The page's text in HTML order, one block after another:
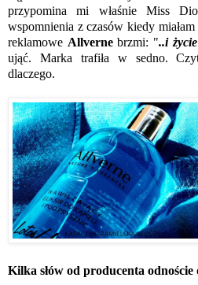
przypomina mi właśnie Miss
wspomnienia z czasów kiedy
reklamowe Allvernebrzmi: "..i
ująć. Marka trafiła w sedno.
dlaczego.
Kilka słów od producenta